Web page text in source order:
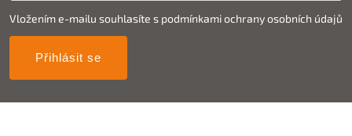
Vložením e-mailu souhlasíte s podmínkami ochrany osobních údajů
Přihlásit se